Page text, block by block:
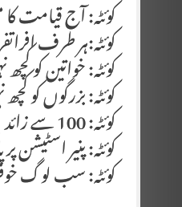
کوئٹہ: آج قیامت
کوئٹہ:ہر طرف
کوئٹہ: خواتین کو
کوئٹہ: بزرگوں کو
کوئٹہ: 100 سے زائد مسلح افراد تھے، مسافر محمد اشرف
کوئٹہ: پنیر
کوئٹہ: سب لوگ